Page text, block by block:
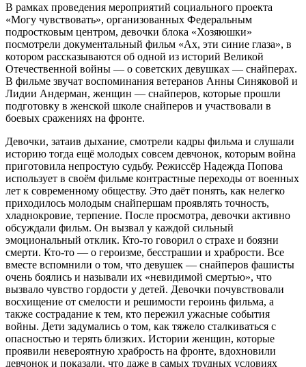
В рамках проведения мероприятий социального проекта
«Могу чувствовать», организованных Федеральным
подростковым центром, девочки блока «Хозяюшки»
посмотрели документальный фильм «Ах, эти синие глаза», в
котором рассказываются об одной из историй Великой
Отечественной войны — о советских девушках — снайперах.
В фильме звучат воспоминания ветеранов Анны Синяковой и
Лидии Андерман, женщин — снайперов, которые прошли
подготовку в женской школе снайперов и участвовали в
боевых сражениях на фронте.
Девочки, затаив дыхание, смотрели кадры фильма и слушали
историю тогда ещё молодых совсем девчонок, которым война
приготовила непростую судьбу. Режиссёр Надежда Попова
использует в своём фильме контрастные переходы от военных
лет к современному обществу. Это даёт понять, как нелегко
приходилось молодым снайпершам проявлять точность,
хладнокровие, терпение. После просмотра, девочки активно
обсуждали фильм. Он вызвал у каждой сильный
эмоциональный отклик. Кто-то говорил о страхе и боязни
смерти. Кто-то — о героизме, бесстрашии и храбрости. Все
вместе вспомнили о том, что девушек — снайперов фашисты
очень боялись и называли их «невидимой смертью», что
вызвало чувство гордости у детей. Девочки почувствовали
восхищение от смелости и решимости героинь фильма, а
также сострадание к тем, кто пережил ужасные события
войны. Дети задумались о том, как тяжело сталкиваться с
опасностью и терять близких. Истории женщин, которые
проявили невероятную храбрость на фронте, вдохновили
девчонок и показали, что даже в самых трудных условиях